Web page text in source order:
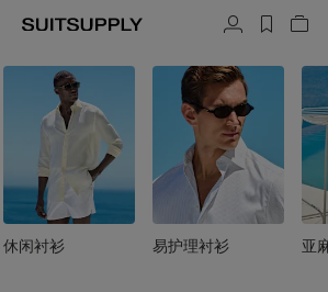
关
结
结
结
结
结
结
休闲衬衫 易护理衬衫 亚